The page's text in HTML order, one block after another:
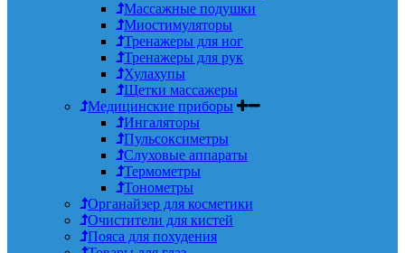
Массажные подушки
Миостимуляторы
Тренажеры для ног
Тренажеры для рук
Хулахупы
Щетки массажеры
Медицинские приборы
Ингаляторы
Пульсоксиметры
Слуховые аппараты
Термометры
Тонометры
Органайзер для косметики
Очистители для кистей
Пояса для похудения